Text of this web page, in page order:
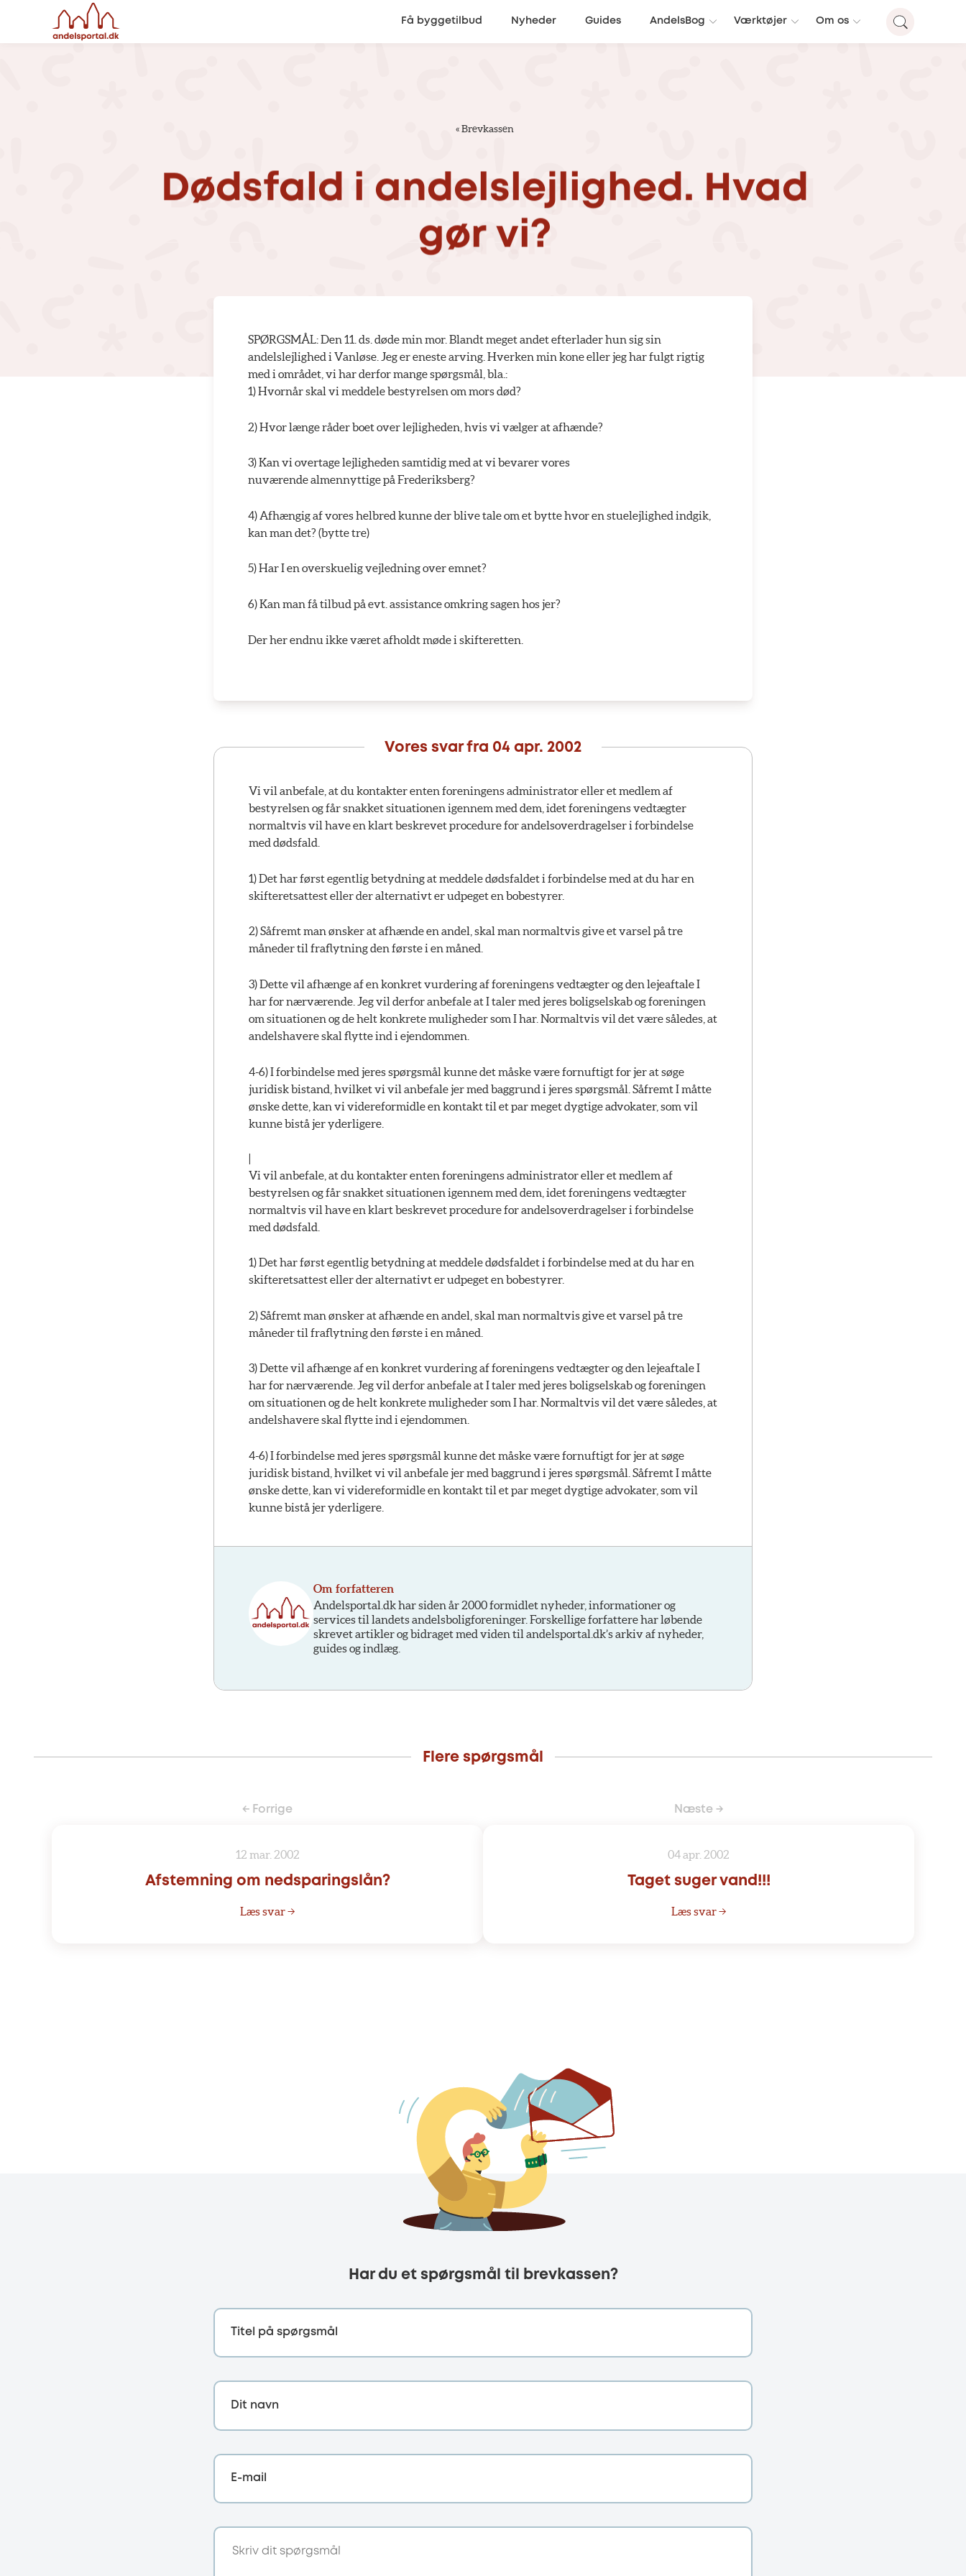
Få byggetilbud Nyheder Guides AndelsBog Værktøjer Om os
«Brevkassen
Dødsfald i andelslejlighed. Hvad
gør vi?
SPØRGSMÅL: Den 11. ds. døde min mor. Blandt meget andet efterlader hun sig sin
andelslejlighed i Vanløse. Jeg er eneste arving. Hverken min kone eller jeg har fulgt rigtig
med i området, vi har derfor mange spørgsmål, bla.:
1) Hvornår skal vi meddele bestyrelsen om mors død?
2) Hvor længe råder boet over lejligheden, hvis vi vælger at afhænde?
3) Kan vi overtage lejligheden samtidig med at vi bevarer vores
nuværende almennyttige på Frederiksberg?
4) Afhængig af vores helbred kunne der blive tale om et bytte hvor en stuelejlighed indgik,
kan man det? (bytte tre)
5) Har I en overskuelig vejledning over emnet?
6) Kan man få tilbud på evt. assistance omkring sagen hos jer?
Der her endnu ikke været afholdt møde i skifteretten.
Vores svar fra 04 apr. 2002
Vi vil anbefale, at du kontakter enten foreningens administrator eller et medlem af
bestyrelsen og får snakket situationen igennem med dem, idet foreningens vedtægter
normaltvis vil have en klart beskrevet procedure for andelsoverdragelser i forbindelse
med dødsfald.
1) Det har først egentlig betydning at meddele dødsfaldet i forbindelse med at du har en
skifteretsattest eller der alternativt er udpeget en bobestyrer.
2) Såfremt man ønsker at afhænde en andel, skal man normaltvis give et varsel på tre
måneder til fraflytning den første i en måned.
3) Dette vil afhænge af en konkret vurdering af foreningens vedtægter og den lejeaftale I
har for nærværende. Jeg vil derfor anbefale at I taler med jeres boligselskab og foreningen
om situationen og de helt konkrete muligheder som I har. Normaltvis vil det være således, at
andelshavere skal flytte ind i ejendommen.
4-6) I forbindelse med jeres spørgsmål kunne det måske være fornuftigt for jer at søge
juridisk bistand, hvilket vi vil anbefale jer med baggrund i jeres spørgsmål. Såfremt I måtte
ønske dette, kan vi videreformidle en kontakt til et par meget dygtige advokater, som vil
kunne bistå jer yderligere.
|
Vi vil anbefale, at du kontakter enten foreningens administrator eller et medlem af
bestyrelsen og får snakket situationen igennem med dem, idet foreningens vedtægter
normaltvis vil have en klart beskrevet procedure for andelsoverdragelser i forbindelse
med dødsfald.
1) Det har først egentlig betydning at meddele dødsfaldet i forbindelse med at du har en
skifteretsattest eller der alternativt er udpeget en bobestyrer.
2) Såfremt man ønsker at afhænde en andel, skal man normaltvis give et varsel på tre
måneder til fraflytning den første i en måned.
3) Dette vil afhænge af en konkret vurdering af foreningens vedtægter og den lejeaftale I
har for nærværende. Jeg vil derfor anbefale at I taler med jeres boligselskab og foreningen
om situationen og de helt konkrete muligheder som I har. Normaltvis vil det være således, at
andelshavere skal flytte ind i ejendommen.
4-6) I forbindelse med jeres spørgsmål kunne det måske være fornuftigt for jer at søge
juridisk bistand, hvilket vi vil anbefale jer med baggrund i jeres spørgsmål. Såfremt I måtte
ønske dette, kan vi videreformidle en kontakt til et par meget dygtige advokater, som vil
kunne bistå jer yderligere.
Om forfatteren
Andelsportal.dk har siden år 2000 formidlet nyheder, informationer og
services til landets andelsboligforeninger. Forskellige forfattere har løbende
skrevet artikler og bidraget med viden til andelsportal.dk’s arkiv af nyheder,
guides og indlæg.
Flere spørgsmål
← Forrige
12 mar. 2002
Afstemning om nedsparingslån?
Læs svar →
Næste →
04 apr. 2002
Taget suger vand!!!
Læs svar →
Har du et spørgsmål til brevkassen?
Titel på spørgsmål
Dit navn
E-mail